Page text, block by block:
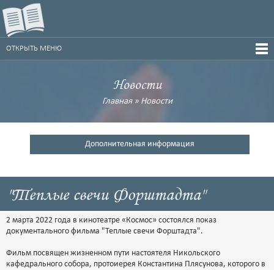
ОТКРЫТЬ МЕНЮ
Новости
Главная» Новости
Дополнительная информация
"Теплые свечи Форштадта"
2 марта 2022 года в кинотеатре «Космос» состоялся показ
документального фильма "Теплые свечи Форштадта".
Фильм посвящен жизненном пути настоятеля Никольского
кафедрального собора, протоиерея Константина Плясунова, которого в